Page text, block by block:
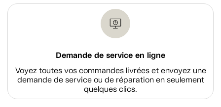
Demande de service en ligne
Voyez toutes vos commandes livrées et envoyez une
demande de service ou de réparation en seulement
quelques clics.